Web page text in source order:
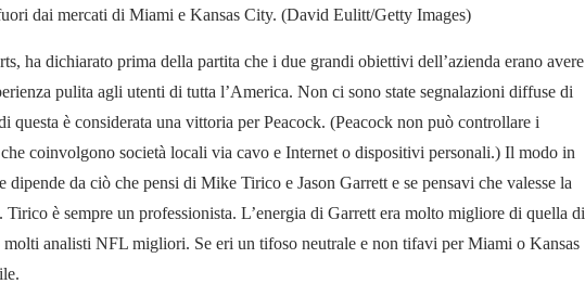
dai mercati di Miami e Kansas City. (David Eulitt/Getty Images)
ha dichiarato prima della partita che i due grandi obiettivi dell’azienda erano avere
pulita agli utenti di tutta l’America. Non ci sono state segnalazioni diffuse di
è considerata una vittoria per Peacock. (Peacock non può controllare i
coinvolgono società locali via cavo e Internet o dispositivi personali.) Il modo in
da ciò che pensi di Mike Tirico e Jason Garrett e se pensavi che valesse la
Tirico è sempre un professionista. L’energia di Garrett era molto migliore di quella di
molti analisti NFL migliori. Se eri un tifoso neutrale e non tifavi per Miami o Kansas